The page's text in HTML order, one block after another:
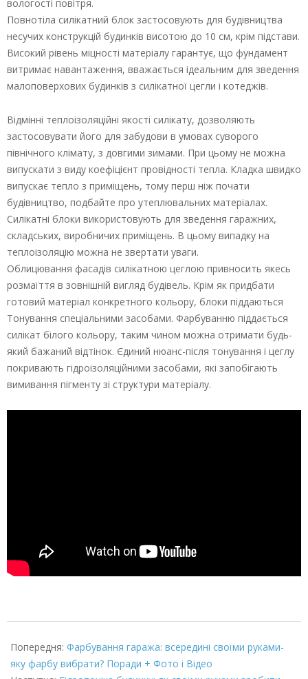
вологості повітря.
Повнотіла силікатний блок застосовують для будівництва
несучих конструкцій будинків висотою до 10 см, крім підстави.
Високий рівень міцності матеріалу гарантує, що фундамент
витримає навантаження, вважається ідеальним для зведення
малоповерхових будинків з силікатної цегли і котеджів.
Відмінні теплоізоляційні якості силікату, дозволяють
застосовувати його для забудови в умовах суворого
північного клімату, з довгими зимами. При цьому не можна
випускати з виду коефіцієнт провідності тепла. Кладка швидко
випускає тепло з приміщень, тому перш ніж почати
будівництво, подбайте про утеплювальних матеріалах.
Силікатні блоки використовують для зведення гаражних,
складських, виробничих приміщень. В цьому випадку на
теплоізоляцію можна не звертати уваги.
Облицювання фасадів силікатною цеглою привносить якесь
розмаїття в зовнішній вигляд будівель. Крім як придбати
готовий матеріал конкретного кольору, блоки піддаються
Тонування спеціальними засобами. Фарбуванню піддається
силікат білого кольору, таким чином можна отримати будь-
який бажаний відтінок. Єдиний нюанс-після тонування і цеглу
покривають гідроізоляційними засобами, які запобігають
вимивання пігменту зі структури матеріалу.
03-
08
Попередня: Фарбування гаража: всередині своїми руками-
яку фарбу вибрати? Поради + Фото і Відео